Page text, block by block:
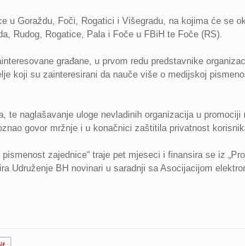
u Goraždu, Foči, Rogatici i Višegradu, na kojima će se
Rudog, Rogatice, Pala i Foče u FBiH te Foče (RS).
građane, u prvom redu predstavnike
koji su zainteresirani da nauče više o medijskoj
te naglašavanje uloge nevladinih organizacija u
govor mržnje i u konačnici zaštitila privatnost
zajednice“ traje pet mjeseci i finansira se iz
Udruženje BH novinari u saradnji sa Asocijacijom